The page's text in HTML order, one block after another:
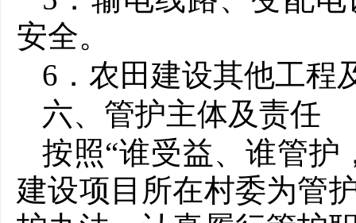
安全。
6．农田建设其他工程
六、管护主体及责任
按照“谁受益、谁管护
建设项目所在村委为管